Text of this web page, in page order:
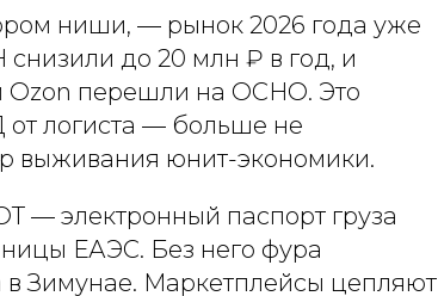
ниши, — рынок 2026 года уже
до 20 млн ₽ в год, и
Ozon перешли на ОСНО. Это
логиста — больше не
выживания юнит-экономики.
— электронный паспорт груза
ЕАЭС. Без него фура
Зимунае. Маркетплейсы цепляют